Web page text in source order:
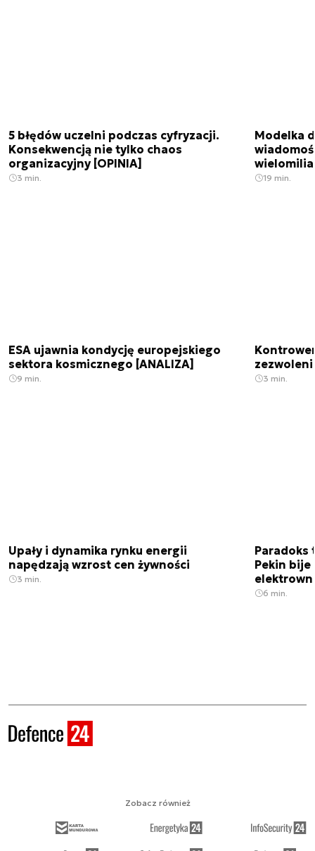
5 błędów uczelni podczas cyfryzacji.
Konsekwencją nie tylko chaos
organizacyjny [OPINIA]
3 min.
Modelka
19 min.
ESA ujawnia kondycję europejskiego
sektora kosmicznego [ANALIZA]
9 min. 3 min.
Upały i dynamika rynku energii
napędzają wzrost cen żywności
3 min.
Paradoks
Pekin bije
6 min.
Zobacz również